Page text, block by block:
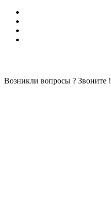
Возникли вопросы ? Звоните !